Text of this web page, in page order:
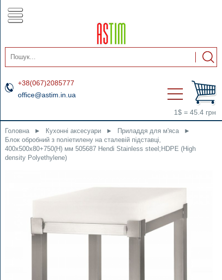
+38(067)2085777
office@astim.in.ua
1$ = 45.4 грн
Головна ► Кухонні аксесуари ► Приладдя для м'яса
►
Блок обробний з поліетилену на сталевій підставці,
400x500x80+750(H) мм 505687 Hendi Stainless steel;HDPE (High
density Polyethylene)